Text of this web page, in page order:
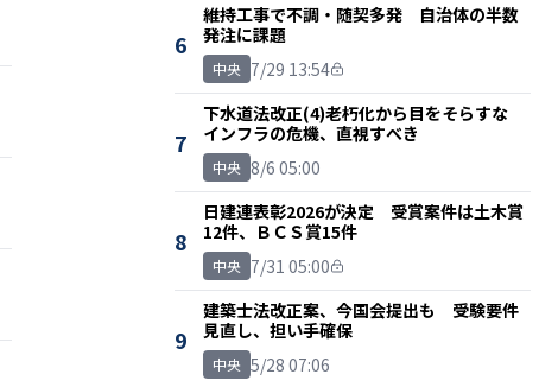
6
維持工事で不調・随契多発 自治体の半数
発注に課題
中央 7/29 13:54
7
下水道法改正(4)老朽化から目をそらすな
インフラの危機、直視すべき
中央 8/6 05:00
8
日建連表彰2026が決定 受賞案件は土木賞
12件、ＢＣＳ賞15件
中央 7/31 05:00
9
建築士法改正案、今国会提出も 受験要件
見直し、担い手確保
中央 5/28 07:06